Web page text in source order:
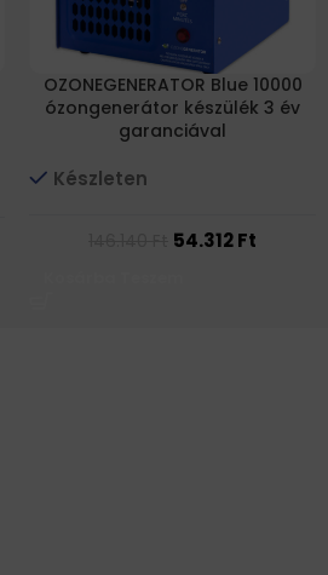
OZONEGENERATOR Blue 10000
ózongenerátor készülék 3 év
garanciával
Készleten
54.312Ft